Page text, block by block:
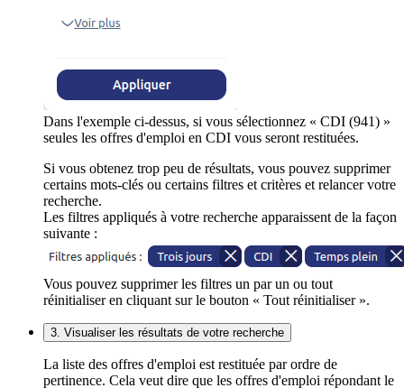
Dans l'exemple ci-dessus, si vous sélectionnez « CDI (941) »
seules les offres d'emploi en CDI vous seront restituées.
Si vous obtenez trop peu de résultats, vous pouvez supprimer
certains mots-clés ou certains filtres et critères et relancer votre
recherche.
Les filtres appliqués à votre recherche apparaissent de la façon
suivante :
Vous pouvez supprimer les filtres un par un ou tout
réinitialiser en cliquant sur le bouton « Tout réinitialiser ».
3. Visualiser les résultats de votre recherche
La liste des offres d'emploi est restituée par ordre de
pertinence. Cela veut dire que les offres d'emploi répondant le